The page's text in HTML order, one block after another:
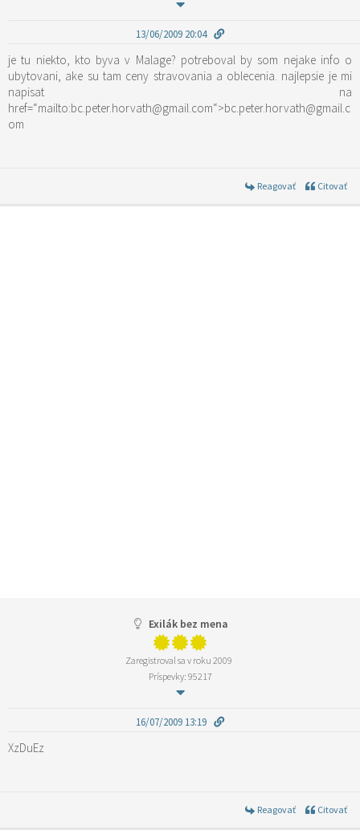
13/06/2009 20:04
je tu niekto, kto byva v Malage? potreboval by som nejake info o
ubytovani, ake su tam ceny stravovania a oblecenia. najlepsie je mi
napisat na
href=“mailto:bc.peter.horvath@gmail.com“>bc.peter.horvath@gmail.c
om
Reagovať Citovať
Exilák bez mena
Zaregistroval sa v roku 2009
Príspevky: 95217
16/07/2009 13:19
XzDuEz
Reagovať Citovať